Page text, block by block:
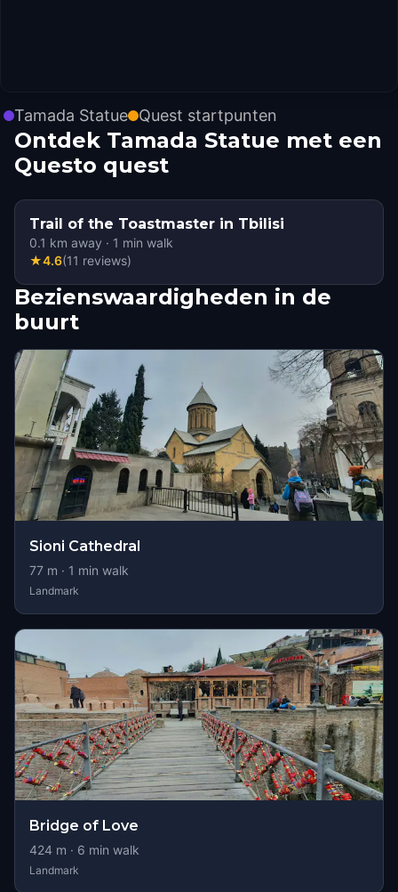
Tamada Statue Quest startpunten
Ontdek Tamada Statue met een
Questo quest
Trail of the Toastmaster in Tbilisi
0.1 km away · 1 min walk
★4.6(11 reviews)
Bezienswaardigheden in de
buurt
Sioni Cathedral
77 m · 1 min walk
Landmark
Bridge of Love
424 m · 6 min walk
Landmark